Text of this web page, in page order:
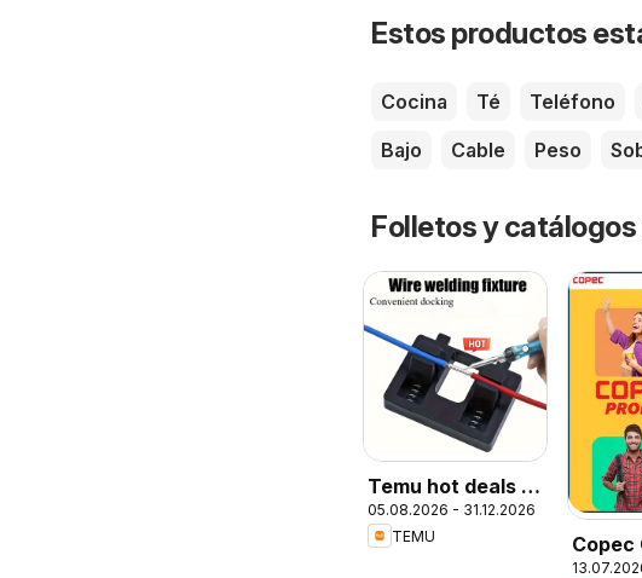
Estos productos
Cocina Té Teléfono
Bajo
Cable Peso
Folletos y
Temu hot deals –
Chile
05.08.2026 - 31.12.2026
TEMU